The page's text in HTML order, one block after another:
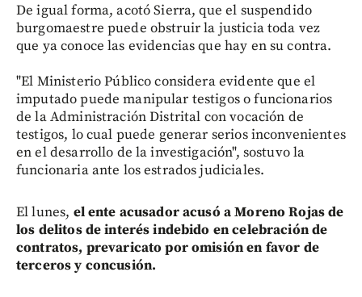
De igual forma, acotó Sierra, que el suspendido
burgomaestre puede obstruir la justicia toda vez
que ya conoce las evidencias que hay en su contra.
"El Ministerio Público considera evidente que el
imputado puede manipular testigos o funcionarios
de la Administración Distrital con vocación de
testigos, lo cual puede generar serios inconvenientes
en el desarrollo de la investigación", sostuvo la
funcionaria ante los estrados judiciales.
El lunes, el ente acusador acusó a Moreno Rojas de
los delitos de interés indebido en celebración de
contratos, prevaricato por omisión en favor de
terceros y concusión.